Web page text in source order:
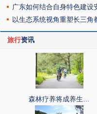
广东如何结合自身特色建设
以生态系统视角重塑长三角
旅行资讯
森林疗养将成养生…